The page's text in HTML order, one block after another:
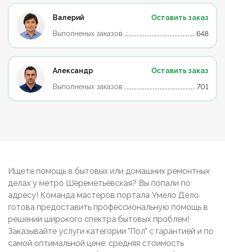
Валерий
Оставить заказ
Выполненых заказов
648
Александр
Оставить заказ
Выполненых заказов
701
Ищете помощь в бытовых или домашних ремонтных
делах у метро Шереметьевская? Вы попали по
адресу! Команда мастеров портала Умело Дело
готова предоставить профессиональную помощь в
решении широкого спектра бытовых проблем!
Заказывайте услуги категории "Пол" с гарантией и по
самой оптимальной цене; средняя стоимость